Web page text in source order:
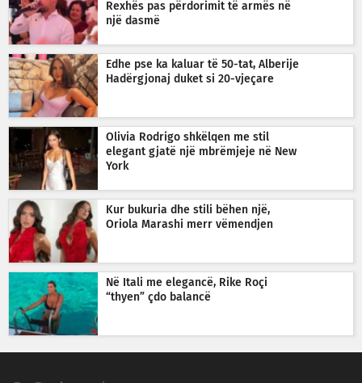
Rexhës pas përdorimit të armës në
një dasmë
Edhe pse ka kaluar të 50-tat, Alberije
Hadërgjonaj duket si 20-vjeçare
Olivia Rodrigo shkëlqen me stil
elegant gjatë një mbrëmjeje në New
York
Kur bukuria dhe stili bëhen një,
Oriola Marashi merr vëmendjen
Në Itali me elegancë, Rike Roçi
“thyen” çdo balancë